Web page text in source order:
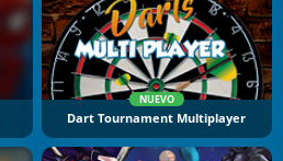
NUEVO
Dart Tournament Multiplayer